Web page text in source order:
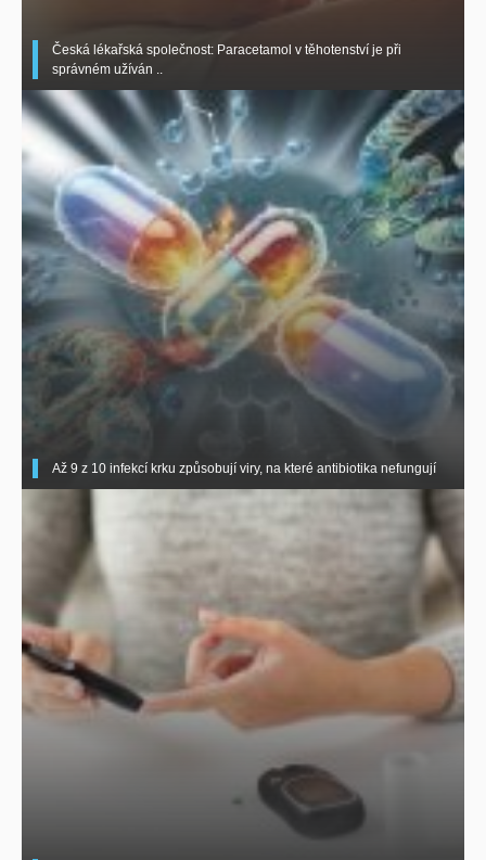
Česká lékařská společnost: Paracetamol v těhotenství je při
správném užíván ..
Až 9 z 10 infekcí krku způsobují viry, na které antibiotika nefungují